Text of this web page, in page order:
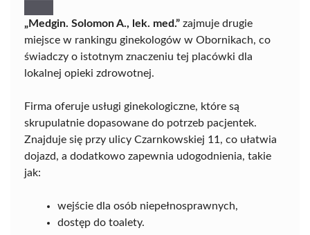
„Medgin. Solomon A., lek. med.” zajmuje drugie
miejsce w rankingu ginekologów w Obornikach, co
świadczy o istotnym znaczeniu tej placówki dla
lokalnej opieki zdrowotnej.
Firma oferuje usługi ginekologiczne, które są
skrupulatnie dopasowane do potrzeb pacjentek.
Znajduje się przy ulicy Czarnkowskiej 11, co ułatwia
dojazd, a dodatkowo zapewnia udogodnienia, takie
jak:
wejście dla osób niepełnosprawnych,
dostęp do toalety.